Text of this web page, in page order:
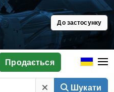
До застосунку
Шукати
Продається